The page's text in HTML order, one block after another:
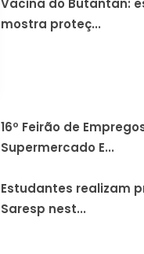
Vacina do Butantan:
mostra proteç...
16º Feirão de
Supermercado E...
Estudantes realizam
Saresp nest...